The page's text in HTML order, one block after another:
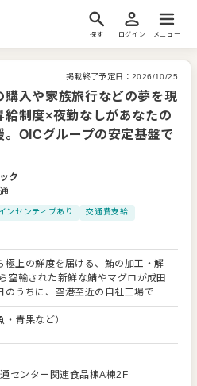
探す ログイン メニュー
掲載終了予定日： 2026/10/25
購入や家族旅行などの夢を現
給制度×夜勤なしがあなたの
OICグループの安定基盤で
ク
ンセンティブあり
交通費支給
極上の鮮度を届ける、鮪の加工・解
空輸された新鮮な鯖やマグロが成田
のうちに、空港至近の自社工場で即
包丁を使用して解体・加工するコア
最初は簡単な補助作業からスタート
加工された製品は専用の保冷車で発
へ届くため、年間を通じて圧倒的な
を支える誇り高い仕事です。 【安
青果など）
センター関連食品棟A棟2F